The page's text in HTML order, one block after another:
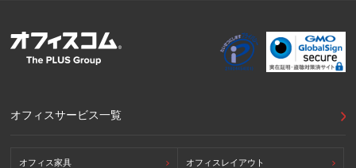
外国における個人情報の保護に関する制度等の詳細は以下を
ご確認下さい。
オフィスサービス一覧
オフィス家具 オフィスレイアウト